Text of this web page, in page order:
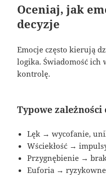
Oceniaj, jak
decyzje
Emocje często kierują
logika. Świadomość ich
kontrolę.
Typowe
Lęk → wycofanie,
Wściekłość →
Przygnębienie →
Euforia → ryzykowne